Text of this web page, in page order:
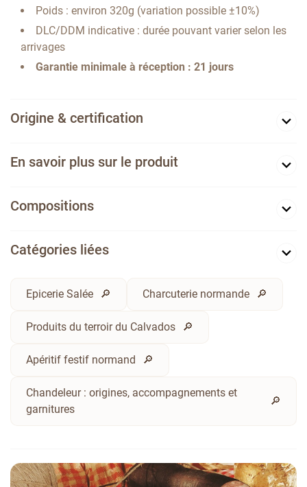
Poids : environ 320g (variation possible ±10%)
DLC/DDM indicative : durée pouvant varier selon les
arrivages
Garantie minimale à réception : 21 jours
Origine & certification
En savoir plus sur le produit
Compositions
Catégories liées
Epicerie Salée Charcuterie normande
Produits du terroir du Calvados
Apéritif festif normand
Chandeleur : origines, accompagnements et
garnitures